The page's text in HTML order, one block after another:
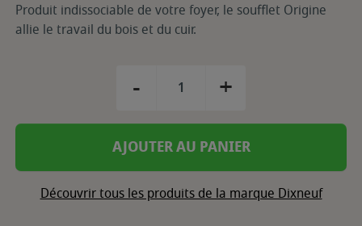
Produit indissociable de votre foyer, le soufflet Origine
allie le travail du bois et du cuir.
- +
AJOUTER AU PANIER
Découvrir tous les produits de la marque Dixneuf